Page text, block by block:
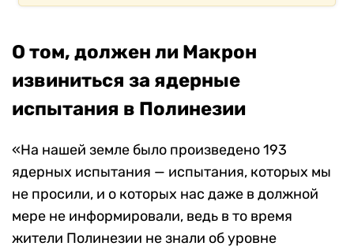
О том, должен ли Макрон
извиниться за ядерные
испытания в Полинезии
«На нашей земле было произведено 193
ядерных испытания — испытания, которых мы
не просили, и о которых нас даже в должной
мере не информировали, ведь в то время
жители Полинезии не знали об уровне